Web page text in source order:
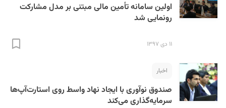
اولین سامانه تأمین مالی مبتنی بر مدل مشارکت
رونمایی شد
۱۱ دی ۱۳۹۷
اخبار
صندوق نوآوری با ایجاد نهاد واسط روی استارت‌آپ‌ها
سرمایه‌گذاری می‌کند